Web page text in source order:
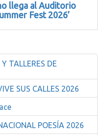
llega al Auditorio
Fest 2026’
Y TALLERES DE
SUS CALLES 2026
POESÍA 2026